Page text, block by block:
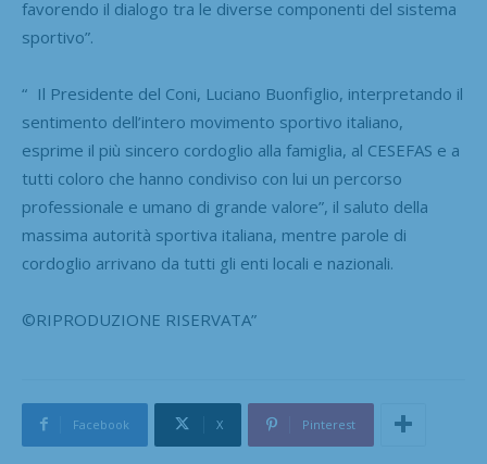
favorendo il dialogo tra le diverse componenti del sistema
sportivo”.
“ Il Presidente del Coni, Luciano Buonfiglio, interpretando il
sentimento dell’intero movimento sportivo italiano,
esprime il più sincero cordoglio alla famiglia, al CESEFAS e a
tutti coloro che hanno condiviso con lui un percorso
professionale e umano di grande valore”, il saluto della
massima autorità sportiva italiana, mentre parole di
cordoglio arrivano da tutti gli enti locali e nazionali.
©RIPRODUZIONE RISERVATA”
Facebook X Pinterest